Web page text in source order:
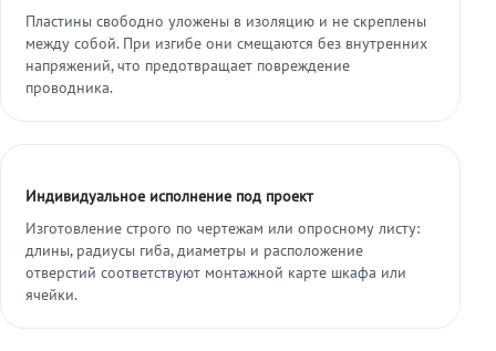
Пластины свободно уложены в изоляцию и не скреплены
между собой. При изгибе они смещаются без внутренних
напряжений, что предотвращает повреждение
проводника.
Индивидуальное исполнение под проект
Изготовление строго по чертежам или опросному листу:
длины, радиусы гиба, диаметры и расположение
отверстий соответствуют монтажной карте шкафа или
ячейки.